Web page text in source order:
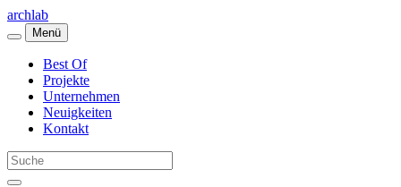
archlab
Menü
Best Of
Projekte
Unternehmen
Neuigkeiten
Kontakt